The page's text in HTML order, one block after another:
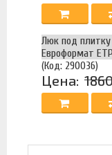
Люк под плитку
Евроформат
(Код: 290036)
Цена: